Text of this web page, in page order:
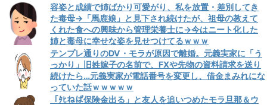
容姿と成績で姉ばかり可愛がり、私を放置・差別してき
た毒母→「馬鹿娘」と見下され続けたが、祖母の教えて
くれた食への興味から管理栄養士に→今はニート化した
姉と毒母に幸せな姿を見せつけてるｗｗｗ
テンプレ通りのDV・モラが原因で離婚。元義実家に「う
っかり」旧姓嫁子の名前で、FXや先物の資料請求を送り
続けたら…元義実家が電話番号を変更し、借金まみれにな
っていた話ｗｗｗｗｗ
「ﾀﾋねば保険金出る」と友人を追いつめたモラ旦那＆ウ